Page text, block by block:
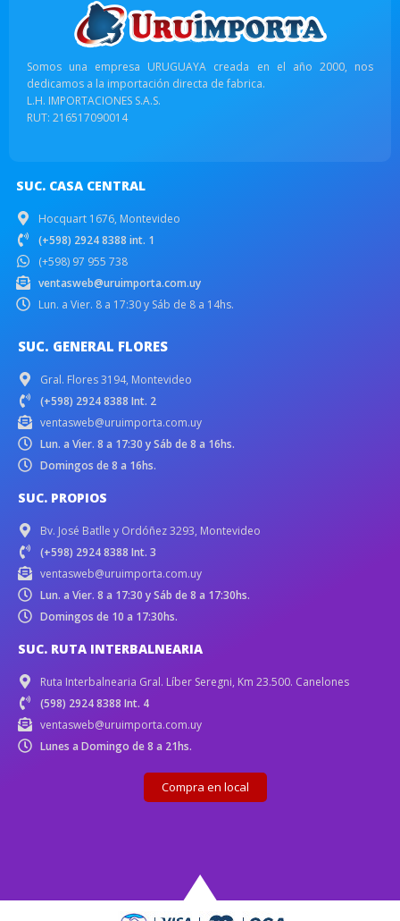
Somos una empresa URUGUAYA creada en el año 2000, nos
dedicamos a la importación directa de fabrica.
L.H. IMPORTACIONES S.A.S.
RUT: 216517090014
SUC. CASA CENTRAL
Hocquart 1676, Montevideo
(+598) 2924 8388 int. 1
(+598) 97 955 738
ventasweb@uruimporta.com.uy
Lun. a Vier. 8 a 17:30 y Sáb de 8 a 14hs.
SUC. GENERAL FLORES
Gral. Flores 3194, Montevideo
(+598) 2924 8388 Int. 2
ventasweb@uruimporta.com.uy
Lun. a Vier. 8 a 17:30 y Sáb de 8 a 16hs.
Domingos de 8 a 16hs.
SUC. PROPIOS
Bv. José Batlle y Ordóñez 3293, Montevideo
(+598) 2924 8388 Int. 3
ventasweb@uruimporta.com.uy
Lun. a Vier. 8 a 17:30 y Sáb de 8 a 17:30hs.
Domingos de 10 a 17:30hs.
SUC. RUTA INTERBALNEARIA
Ruta Interbalnearia Gral. Líber Seregni, Km 23.500. Canelones
(598) 2924 8388 Int. 4
ventasweb@uruimporta.com.uy
Lunes a Domingo de 8 a 21hs.
Compra en local